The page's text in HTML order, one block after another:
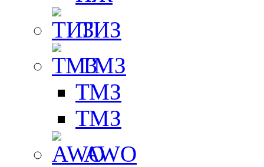
ТИЗ
ТМЗ
ТМЗ
ТМЗ
AWO